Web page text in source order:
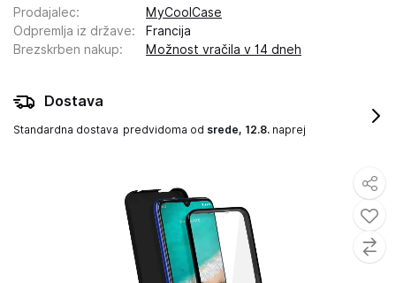
Prodajalec:
MyCoolCase
Odpremlja iz države:
Francija
Brezskrben nakup: Možnost vračila v 14 dneh
Dostava
Standardna dostava predvidoma od srede, 12.8. naprej